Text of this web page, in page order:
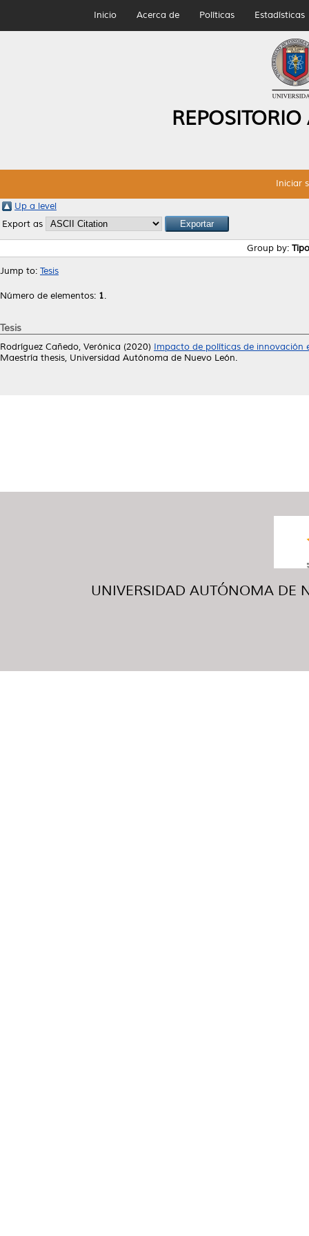
Inicio Acerca de Políticas Estadísticas
Iniciar
Up a level
Export as
Group by:
Jump to: Tesis
Número de elementos: 1.
Tesis
Rodríguez Cañedo, Verónica (2020) Impacto de políticas de innovación
Maestría thesis, Universidad Autónoma de Nuevo León.
UNIVERSIDAD AUTÓNOMA DE